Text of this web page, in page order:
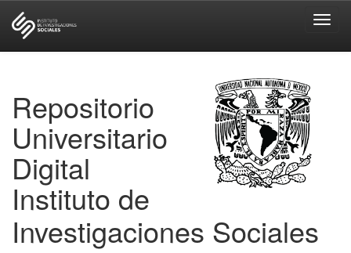
Repositorio
Universitario
Digital
Instituto de
Investigaciones Sociales